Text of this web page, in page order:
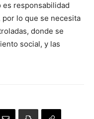
es responsabilidad
lo que se necesita
donde se
social, y las